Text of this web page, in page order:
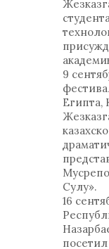
9
Египта,
Сулу».
16